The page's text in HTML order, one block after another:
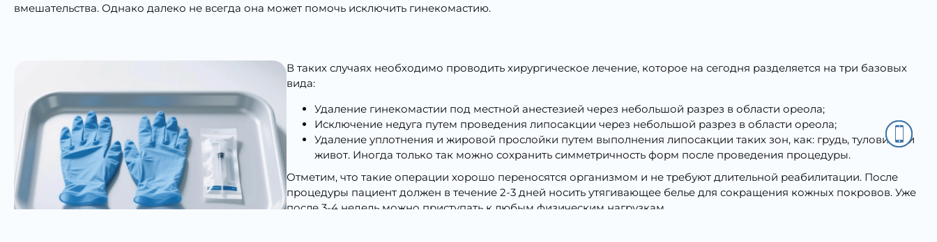
вмешательства. Однако далеко не всегда она может помочь исключить гинекомастию.
В таких случаях необходимо проводить хирургическое лечение, которое на сегодня разделяется на три базовых
вида:
Удаление гинекомастии под местной анестезией через небольшой разрез в области ореола;
Исключение недуга путем проведения липосакции через небольшой разрез в области ореола;
Удаление уплотнения и жировой прослойки путем выполнения липосакции таких зон, как: грудь, туловище и
живот. Иногда только так можно сохранить симметричность форм после проведения процедуры.
Отметим, что такие операции хорошо переносятся организмом и не требуют длительной реабилитации. После
процедуры пациент должен в течение 2-3 дней носить утягивающее белье для сокращения кожных покровов. Уже
после 3-4 недель можно приступать к любым физическим нагрузкам.